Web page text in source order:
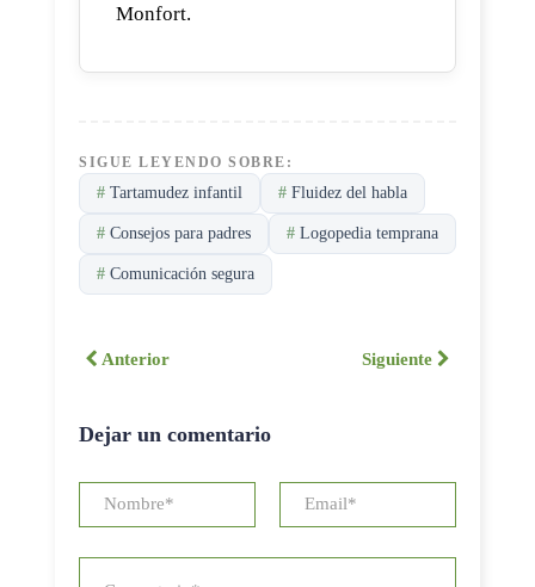
Monfort.
SIGUE LEYENDO SOBRE:
# Tartamudez infantil # Fluidez del habla
# Consejos para padres # Logopedia temprana
# Comunicación segura
Anterior Siguiente
Dejar un comentario